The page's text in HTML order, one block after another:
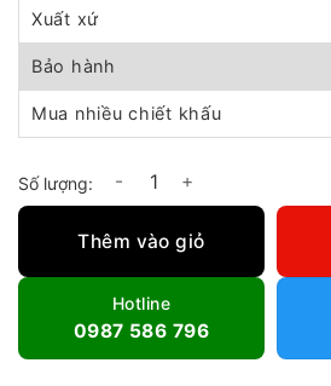
Xuất xứ
Bảo hành
Mua nhiều chiết khấu
Máy sấy khí nén DYMSK-115 số lượng
Thêm vào giỏ
Hotline
0987 586 796